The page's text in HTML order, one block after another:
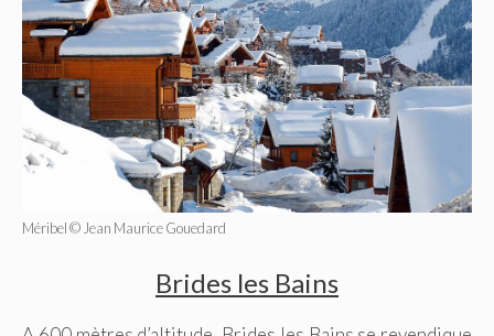
Méribel © Jean Maurice Gouedard
Brides les Bains